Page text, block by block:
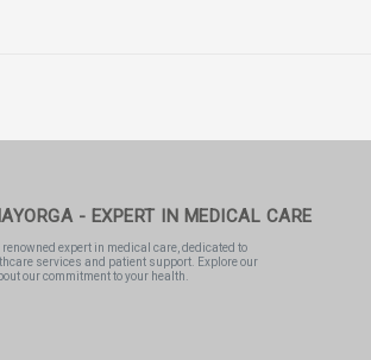
- EXPERT IN MEDICAL CARE
expert in medical care, dedicated to
services and patient support. Explore our
our commitment to your health.